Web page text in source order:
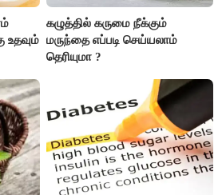
கழுத்தில் கருமை நீக்கும்
மருந்தை எப்படி செய்யலாம்
தெரியுமா ?